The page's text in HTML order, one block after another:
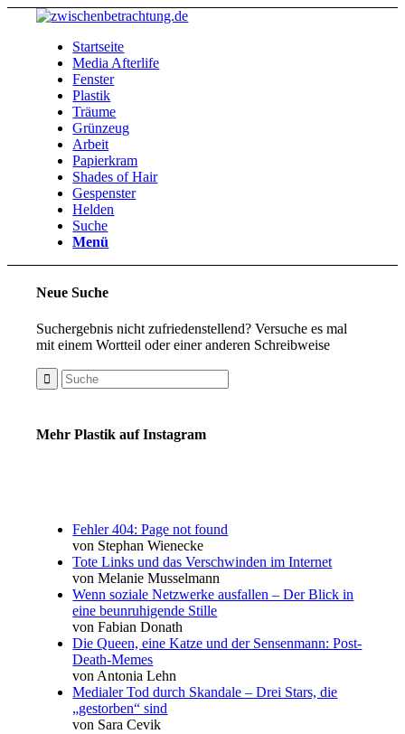
Startseite
Media Afterlife
Fenster
Plastik
Träume
Grünzeug
Arbeit
Papierkram
Shades of Hair
Gespenster
Helden
Suche
Menü
Neue Suche
Suchergebnis nicht zufriedenstellend? Versuche es mal
mit einem Wortteil oder einer anderen Schreibweise
Mehr Plastik auf Instagram
Fehler 404: Page not found
von Stephan Wienecke
Tote Links und das Verschwinden im Internet
von Melanie Musselmann
Wenn soziale Netzwerke ausfallen – Der Blick in
eine beunruhigende Stille
von Fabian Donath
Die Queen, eine Katze und der Sensenmann: Post-
Death-Memes
von Antonia Lehn
Medialer Tod durch Skandale – Drei Stars, die
„gestorben“ sind
von Sara Cevik